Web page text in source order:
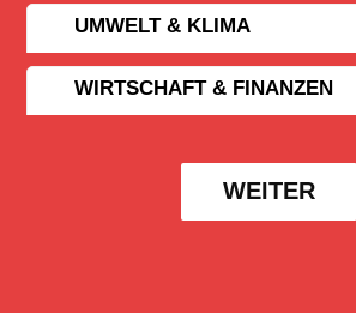
UMWELT & KLIMA
WIRTSCHAFT & FINANZEN
WEITER